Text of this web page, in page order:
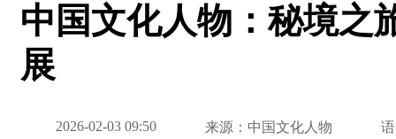
中国文化人物：秘境
展
2026-02-03 09:50 来源：中国文化人物